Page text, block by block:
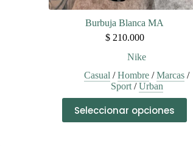
Burbuja Blanca MA
$210.000
Nike
Casual /Hombre /Marcas /
Sport/Urban
Seleccionar opciones
producto
tiene